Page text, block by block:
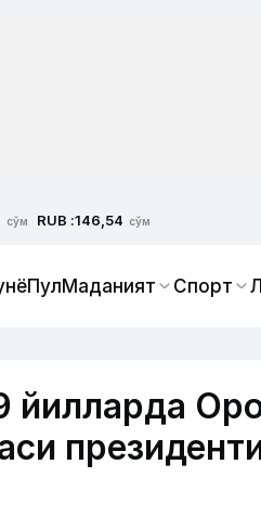
сўм RUB :146,54 сўм
ПулМаданият Спорт
йилларда